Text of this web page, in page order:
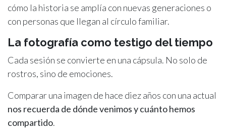
cómo la historia se amplía con nuevas generaciones o
con personas que llegan al círculo familiar.
La fotografía como testigo del tiempo
Cada sesión se convierte en una cápsula. No solo de
rostros, sino de emociones.
Comparar una imagen de hace diez años con una actual
nos recuerda de dónde venimos y cuánto hemos
compartido.